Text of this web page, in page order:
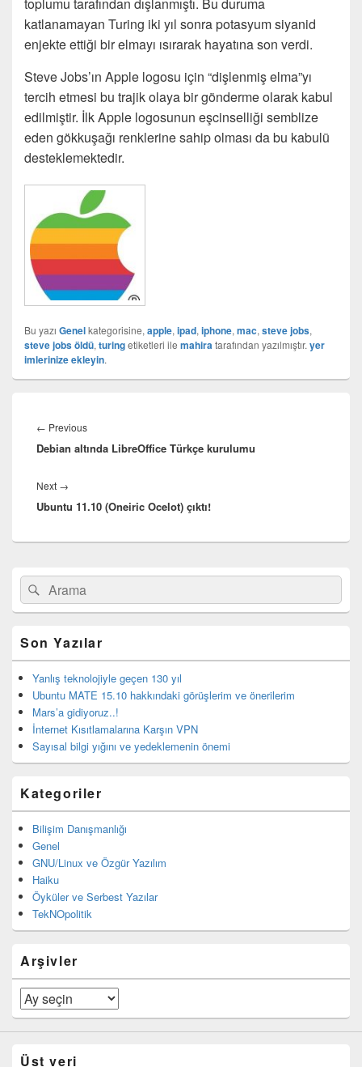
katlanamayan Turing iki yıl sonra potasyum siyanid
enjekte ettiği bir elmayı ısırarak hayatına son verdi.
Steve Jobs’ın Apple logosu için “dişlenmiş elma”yı
tercih etmesi bu trajik olaya bir gönderme olarak kabul
edilmiştir. İlk Apple logosunun eşcinselliği semblize
eden gökkuşağı renklerine sahip olması da bu kabulü
desteklemektedir.
Bu yazı Genelkategorisine,apple,ipad,iphone,mac,steve jobs,
steve jobs öldü,turingetiketleri ile mahiratarafından yazılmıştır.yer
imlerinize ekleyin.
gezinmesi
← PreviousPrevious
post:
Debian altında LibreOffice Türkçe kurulumu
Next →
post:
Ubuntu 11.10 (Oneiric Ocelot) çıktı!
Birincil
bar
eklenti
Search
for:
Ara
Son Yazılar
Yanlış teknolojiyle geçen 130 yıl
Ubuntu MATE 15.10 hakkındaki görüşlerim ve önerilerim
Mars’a gidiyoruz..!
İnternet Kısıtlamalarına Karşın VPN
Sayısal bilgi yığını ve yedeklemenin önemi
Kategoriler
Bilişim Danışmanlığı
Genel
GNU/Linux ve Özgür Yazılım
Haiku
Öyküler ve Serbest Yazılar
TekNOpolitik
Arşivler
Arşivler
Üst veri